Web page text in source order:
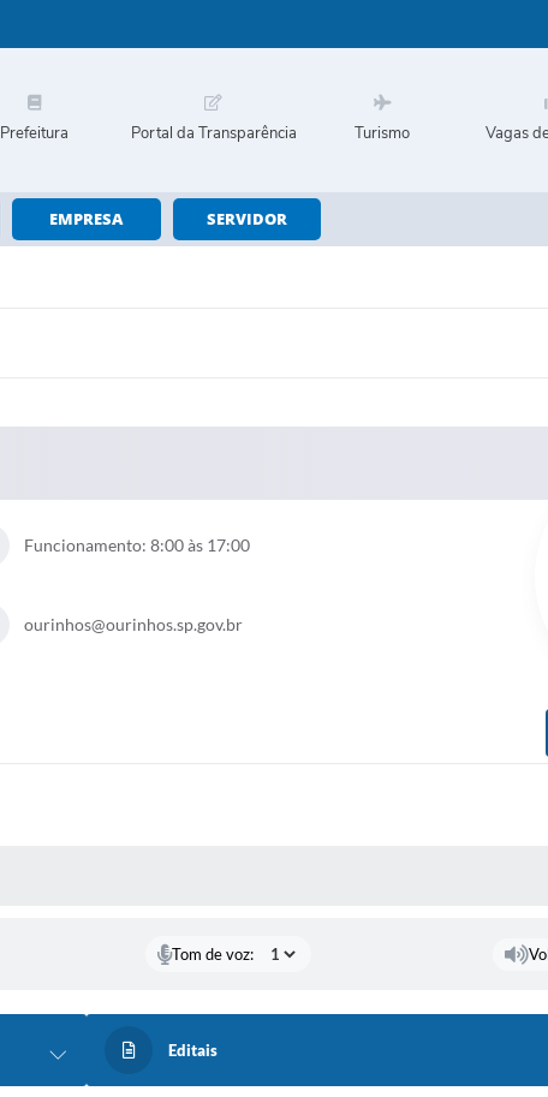
Prefeitura Portal da Transparência Turismo Vagas
EMPRESA SERVIDOR
Funcionamento: 8:00 às 17:00
ourinhos@ourinhos.sp.gov.br
Tom de voz:
Editais